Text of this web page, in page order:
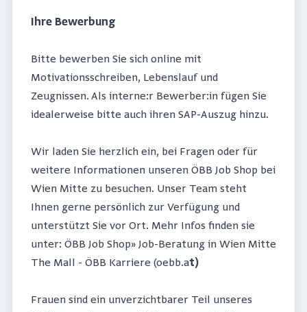
Ihre Bewerbung
Bitte bewerben Sie sich online mit
Motivationsschreiben, Lebenslauf und
Zeugnissen. Als interne:r Bewerber:in fügen Sie
idealerweise bitte auch ihren SAP-Auszug hinzu.
Wir laden Sie herzlich ein, bei Fragen oder für
weitere Informationen unseren ÖBB Job Shop bei
Wien Mitte zu besuchen. Unser Team steht
Ihnen gerne persönlich zur Verfügung und
unterstützt Sie vor Ort. Mehr Infos finden sie
unter: ÖBB Job Shop» Job-Beratung in Wien Mitte
The Mall - ÖBB Karriere (oebb.at)
Frauen sind ein unverzichtbarer Teil unseres